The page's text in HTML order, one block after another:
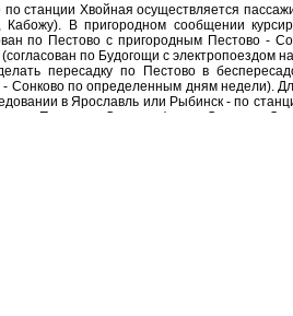
станции Хвойная осуществляется
Кабожу). В пригородном сообщении
по Пестово с пригородным Пестово -
по Будогощи с электропоездом
пересадку по Пестово в
Сонково по определенным дням недели).
в Ярославль или Рыбинск - по
Пестово - Сонково (через Сандово,